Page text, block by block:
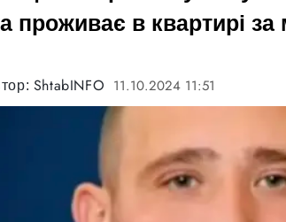
проживає в квартирі
ShtabINFO 11.10.2024 11:51